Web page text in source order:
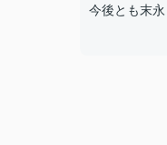
今後とも末永